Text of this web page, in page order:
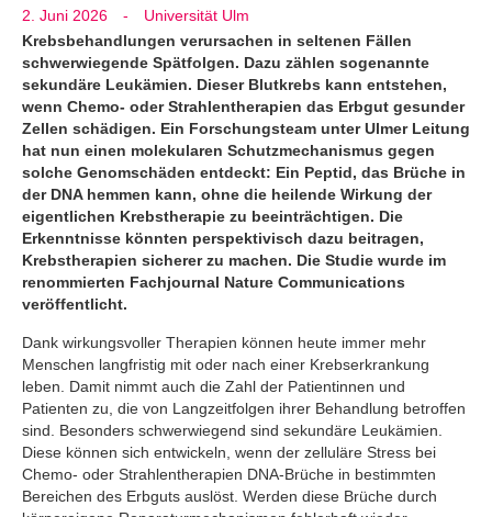
2. Juni 2026 -
Universität Ulm
Krebsbehandlungen verursachen in seltenen Fällen
schwerwiegende Spätfolgen. Dazu zählen sogenannte
sekundäre Leukämien. Dieser Blutkrebs kann entstehen,
wenn Chemo- oder Strahlentherapien das Erbgut gesunder
Zellen schädigen. Ein Forschungsteam unter Ulmer Leitung
hat nun einen molekularen Schutzmechanismus gegen
solche Genomschäden entdeckt: Ein Peptid, das Brüche in
der DNA hemmen kann, ohne die heilende Wirkung der
eigentlichen Krebstherapie zu beeinträchtigen. Die
Erkenntnisse könnten perspektivisch dazu beitragen,
Krebstherapien sicherer zu machen. Die Studie wurde im
renommierten Fachjournal Nature Communications
veröffentlicht.
Dank wirkungsvoller Therapien können heute immer mehr
Menschen langfristig mit oder nach einer Krebserkrankung
leben. Damit nimmt auch die Zahl der Patientinnen und
Patienten zu, die von Langzeitfolgen ihrer Behandlung betroffen
sind. Besonders schwerwiegend sind sekundäre Leukämien.
Diese können sich entwickeln, wenn der zelluläre Stress bei
Chemo- oder Strahlentherapien DNA-Brüche in bestimmten
Bereichen des Erbguts auslöst. Werden diese Brüche durch